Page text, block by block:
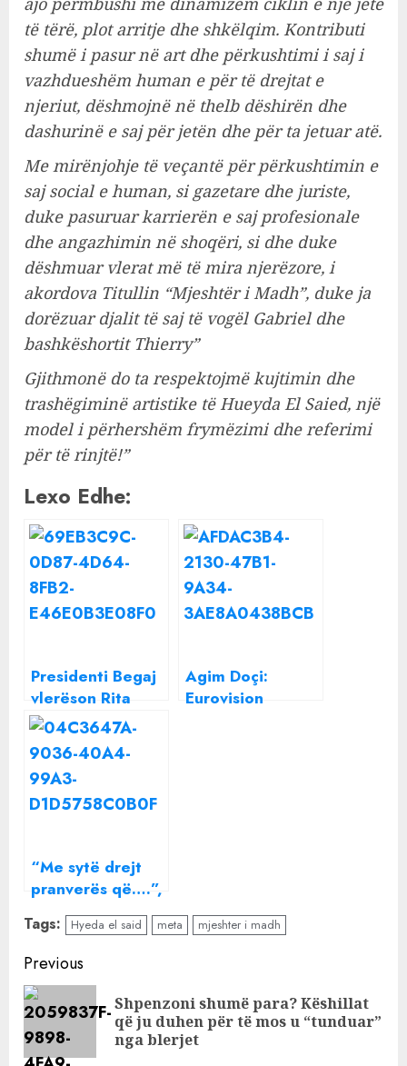
të tërë, plot arritje dhe shkëlqim. Kontributi
shumë i pasur në art dhe përkushtimi i saj i
vazhdueshëm human e për të drejtat e
njeriut, dëshmojnë në thelb dëshirën dhe
dashurinë e saj për jetën dhe për ta jetuar atë.
Me mirënjohje të veçantë për përkushtimin e
saj social e human, si gazetare dhe juriste,
duke pasuruar karrierën e saj profesionale
dhe angazhimin në shoqëri, si dhe duke
dëshmuar vlerat më të mira njerëzore, i
akordova Titullin “Mjeshtër i Madh”, duke ja
dorëzuar djalit të saj të vogël Gabriel dhe
bashkëshortit Thierry”
Gjithmonë do ta respektojmë kujtimin dhe
trashëgiminë artistike të Hueyda El Saied, një
model i përhershëm frymëzimi dhe referimi
për të rinjtë!”
Lexo Edhe:
Presidenti Begaj
vlerëson Rita
Orën me Titullin
e lartë “Naim
Frashëri”
Agim Doçi:
Eurovision
“Me sytë drejt
pranverës që….”,
Meta jep mesazh
të koduar! Kë po
godet ish-
presidenti?!
Tags: Hyeda el said meta mjeshter i madh
Continue
Reading
Previous
Shpenzoni shumë para? Këshillat
që ju duhen për të mos u “tunduar”
nga blerjet